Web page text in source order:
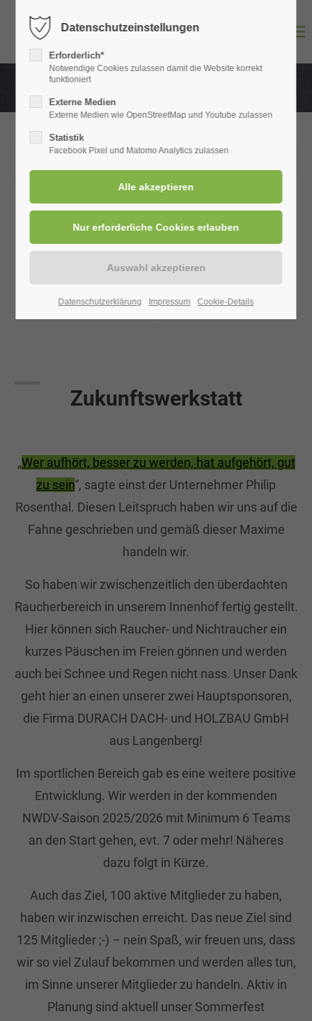
Login
Benutzername
Passwort
Register|Lost your password?
Support
24h/ 365days
Mon - Fri 8:00am - 5:00pm(GMT +1)
Get in touch
Cybersteel Inc.
376-293 City Road, Suite 600
Have any questions?
+44 1234 567 890
Drop us a line
info@yourdomain.com
About us
adipiscing elit.
Aenean commodo ligula eget dolor. Aenean
massa. Cum sociis natoque penatibus et
magnis dis parturient montes, nascetur
ridiculus mus. Donec quam felis, ultricies nec.
Zukunftswerkstatt
„Wer aufhört, besser zu werden, hat aufgehört, gut
zu sein“, sagte einst der Unternehmer Philip
Rosenthal. Diesen Leitspruch haben wir uns auf die
Fahne geschrieben und gemäß dieser Maxime
handeln wir.
So haben wir zwischenzeitlich den überdachten
Raucherbereich in unserem Innenhof fertig gestellt.
Hier können sich Raucher- und Nichtraucher ein
kurzes Päuschen im Freien gönnen und werden
auch bei Schnee und Regen nicht nass. Unser Dank
geht hier an einen unserer zwei Hauptsponsoren,
die Firma DURACH DACH- und HOLZBAU GmbH
aus Langenberg!
Im sportlichen Bereich gab es eine weitere positive
Entwicklung. Wir werden in der kommenden
NWDV-Saison 2025/2026 mit Minimum 6 Teams
an den Start gehen, evt. 7 oder mehr! Näheres
dazu folgt in Kürze.
Auch das Ziel, 100 aktive Mitglieder zu haben,
haben wir inzwischen erreicht. Das neue Ziel sind
125 Mitglieder ;-) – nein Spaß, wir freuen uns, dass
wir so viel Zulauf bekommen und werden alles tun,
im Sinne unserer Mitglieder zu handeln. Aktiv in
Planung sind aktuell unser Sommerfest
Datenschutzeinstellungen
Erforderlich*
Notwendige Cookies zulassen damit die Website korrekt
funktioniert
Externe Medien
Externe Medien wie OpenStreetMap und Youtube zulassen
Statistik
Facebook Pixel und Matomo Analytics zulassen
Datenschutzerklärung Impressum Cookie-Details